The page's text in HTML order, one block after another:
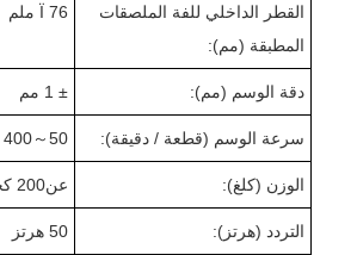
القطر الداخلي للفة الملصقات
المطبقة (مم):
Ï 76 ملم
دقة الوسم (مم): ± 1 مم
سرعة الوسم (قطعة / دقيقة): 50
～
400 قطعة / دقيقة
الوزن (كلغ): عن 200 كجم
التردد (هرتز): 50 هرتز